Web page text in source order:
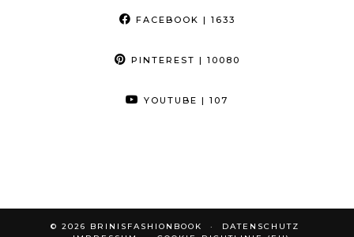
FACEBOOK | 1633
PINTEREST | 10080
YOUTUBE | 107
© 2026 BRINISFASHIONBOOK
DATENSCHUTZ